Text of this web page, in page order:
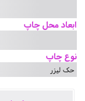
ابعاد محل چاپ
نوع چاپ
حک لیزر